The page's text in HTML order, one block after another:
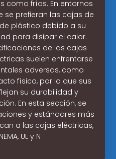
como frías. En entornos
se prefieran las cajas de
plástico debido a su
para disipar el calor.
de las cajas
suelen enfrentarse
adversas, como
físico, por lo que sus
su durabilidad y
En esta sección, se
y estándares más
a las cajas eléctricas,
UL y N